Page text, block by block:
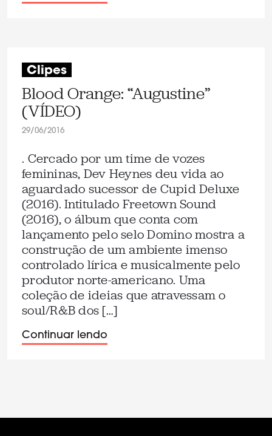
Clipes
Blood Orange: “Augustine”
(VÍDEO)
29/06/2016
. Cercado por um time de vozes
femininas, Dev Heynes deu vida ao
aguardado sucessor de Cupid Deluxe
(2016). Intitulado Freetown Sound
(2016), o álbum que conta com
lançamento pelo selo Domino mostra a
construção de um ambiente imenso
controlado lírica e musicalmente pelo
produtor norte-americano. Uma
coleção de ideias que atravessam o
soul/R&B dos […]
Continuar lendo